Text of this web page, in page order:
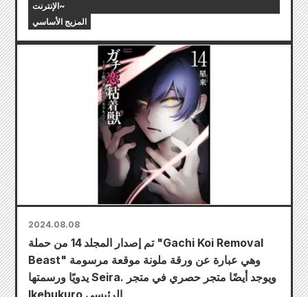
الإنترنت~
المزيج الأساسي
2024.08.08
تم إصدار المجلد 14 من حملة "Gachi Koi Removal
Beast" وهي عبارة عن ورقة ملونة موقعة مرسومة
يدويًا ورسمتها Seira. ويوجد أيضًا متجر حصري في متجر
Ikebukuro الرئيسي